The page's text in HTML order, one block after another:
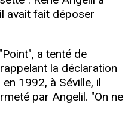
avait fait déposer
a tenté de
la déclaration
1992, à Séville, il
par Angelil. "On ne